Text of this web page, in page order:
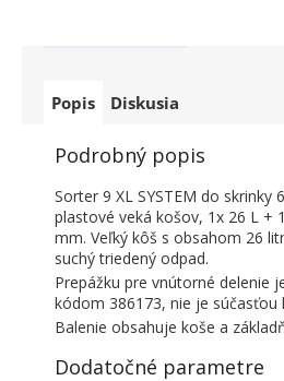
Popis Diskusia
Podrobný popis
Sorter 9 XL SYSTEM do skrinky
plastové veká košov, 1x 26 L +
mm. Veľký kôš s obsahom 26
suchý triedený odpad.
Prepážku pre vnútorné delenie
kódom 386173, nie je súčasťou
Balenie obsahuje koše a
Dodatočné parametre